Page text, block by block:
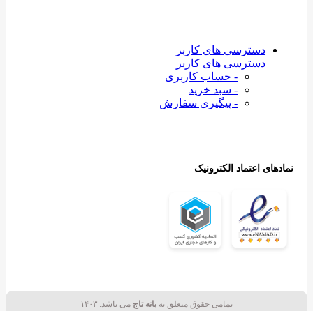
دسترسی های کاربر
دسترسی های کاربر
- حساب کاربری
- سبد خرید
- پیگیری سفارش
نمادهای اعتماد الکترونیک
تمامی حقوق متعلق به بانه تاج می باشد. ۱۴۰۳